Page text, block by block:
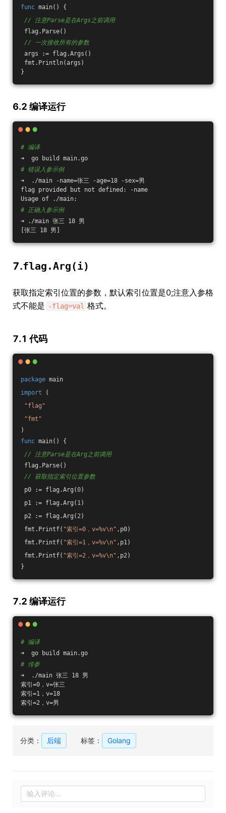
func main()
{
// 注意Parse是在Args之前调用
flag.Parse()
// 一次接收所有的参数
args := flag.Args()
fmt.Println(args)
}
6.2 编译运行
# 编译
➜  go build main.go
# 错误入参示例
➜  ./main -name=张三 -age=18 -sex=男
flag provided but not defined: -name
Usage of ./main:
# 正确入参示例
➜ ./main 张三 18 男
[张三 18 男]
7.flag.Arg(i)
获取指定索引位置的参数，默认索引位置是0;注意入参格
式不能是 -flag=val 格式。
7.1 代码
package main
import (
"flag"
"fmt"
)
func main()
{
// 注意Parse是在Arg之前调用
flag.Parse()
// 获取指定索引位置参数
p0 := flag.Arg(0)
p1 := flag.Arg( 1)
p2 := flag.Arg( 2)
fmt.Printf( "索引=0，v=%v\n" ,p0)
fmt.Printf( "索引=1，v=%v\n" ,p1)
fmt.Printf( "索引=2，v=%v\n" ,p2)
}
7.2 编译运行
# 编译
➜  go build main.go
# 传参
➜  ./main 张三 18 男
索引=0，v=张三
索引=1，v=18
索引=2，v=男
分类： 后端 标签： Golang